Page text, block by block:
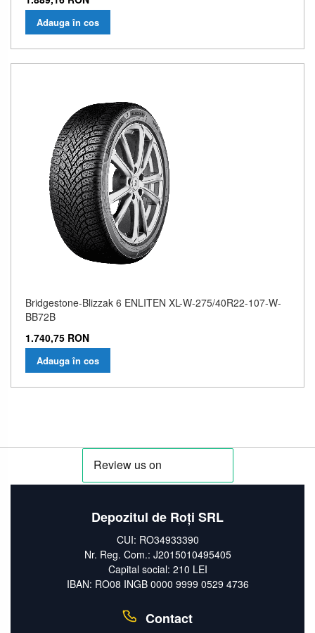
Adauga în cos
Bridgestone-Blizzak 6 ENLITEN XL-W-275/40R22-107-W-
BB72B
1.740,75 RON
Adauga în cos
Depozitul de Roți SRL
CUI: RO34933390
Nr. Reg. Com.: J2015010495405
Capital social: 210 LEI
IBAN: RO08 INGB 0000 9999 0529 4736
Contact